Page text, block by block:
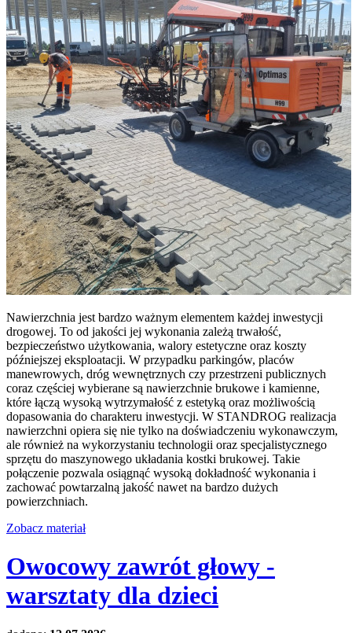
Nawierzchnia jest bardzo ważnym elementem każdej inwestycji
drogowej. To od jakości jej wykonania zależą trwałość,
bezpieczeństwo użytkowania, walory estetyczne oraz koszty
późniejszej eksploatacji. W przypadku parkingów, placów
manewrowych, dróg wewnętrznych czy przestrzeni publicznych
coraz częściej wybierane są nawierzchnie brukowe i kamienne,
które łączą wysoką wytrzymałość z estetyką oraz możliwością
dopasowania do charakteru inwestycji. W STANDROG realizacja
nawierzchni opiera się nie tylko na doświadczeniu wykonawczym,
ale również na wykorzystaniu technologii oraz specjalistycznego
sprzętu do maszynowego układania kostki brukowej. Takie
połączenie pozwala osiągnąć wysoką dokładność wykonania i
zachować powtarzalną jakość nawet na bardzo dużych
powierzchniach.
Zobacz materiał
Owocowy zawrót głowy -
warsztaty dla dzieci